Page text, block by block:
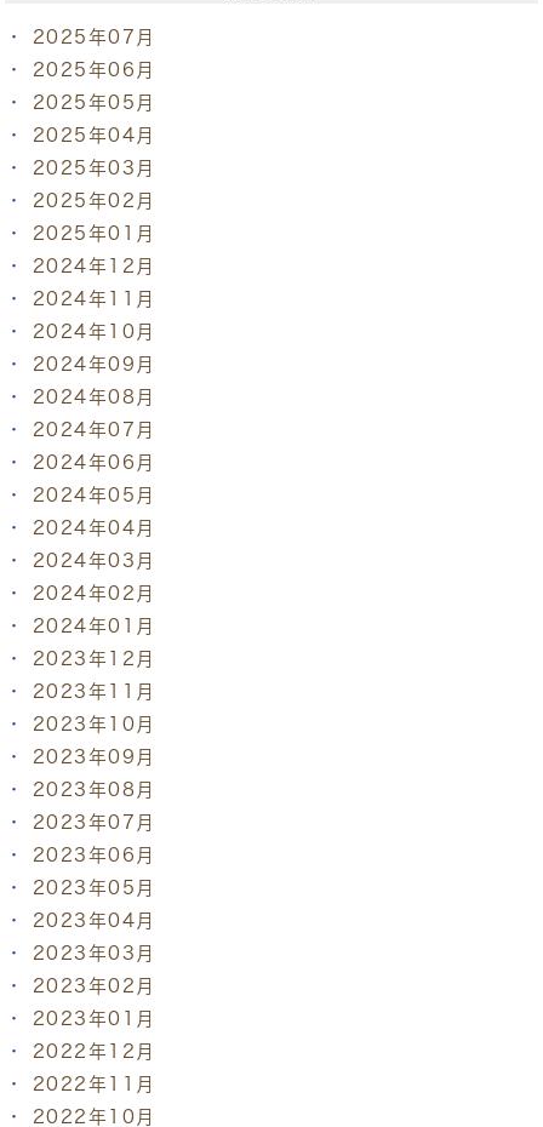
2025年07月
2025年06月
2025年05月
2025年04月
2025年03月
2025年02月
2025年01月
2024年12月
2024年11月
2024年10月
2024年09月
2024年08月
2024年07月
2024年06月
2024年05月
2024年04月
2024年03月
2024年02月
2024年01月
2023年12月
2023年11月
2023年10月
2023年09月
2023年08月
2023年07月
2023年06月
2023年05月
2023年04月
2023年03月
2023年02月
2023年01月
2022年12月
2022年11月
2022年10月